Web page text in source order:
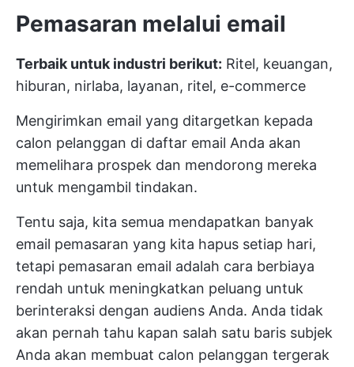
Pemasaran melalui email
Terbaik untuk industri berikut: Ritel, keuangan,
hiburan, nirlaba, layanan, ritel, e-commerce
Mengirimkan email yang ditargetkan kepada
calon pelanggan di daftar email Anda akan
memelihara prospek dan mendorong mereka
untuk mengambil tindakan.
Tentu saja, kita semua mendapatkan banyak
email pemasaran yang kita hapus setiap hari,
tetapi pemasaran email adalah cara berbiaya
rendah untuk meningkatkan peluang untuk
berinteraksi dengan audiens Anda. Anda tidak
akan pernah tahu kapan salah satu baris subjek
Anda akan membuat calon pelanggan tergerak